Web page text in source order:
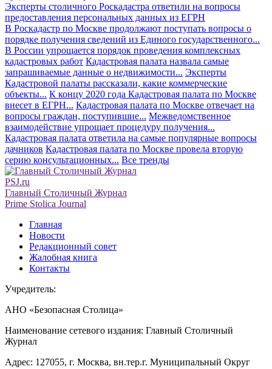
Эксперты столичного Роскадастра ответили на вопросы
предоставления персональных данных из ЕГРН
В Роскадастр по Москве продолжают поступать вопросы о
порядке получения сведений из Единого государственного...
В России упрощается порядок проведения комплексных
кадастровых работ Кадастровая палата назвала самые
запрашиваемые данные о недвижимости... Эксперты
Кадастровой палаты рассказали, какие коммерческие
объекты... К концу 2020 года Кадастровая палата по Москве
внесет в ЕГРН... Кадастровая палата по Москве отвечает на
вопросы граждан, поступившие... Межведомственное
взаимодействие упрощает процедуру получения...
Кадастровая палата ответила на самые популярные вопросы
дачников Кадастровая палата по Москве провела вторую
серию консультационных... Все тренды
PSJ.ru
Главный Столичный Журнал
Prime Stolica Journal
Главная
Новости
Редакционный совет
Жалобная книга
Контакты
Учредитель:
АНО «Безопасная Столица»
Наименование сетевого издания: Главный Столичный
Журнал
Адрес: 127055, г. Москва, вн.тер.г. Муниципальный Округ